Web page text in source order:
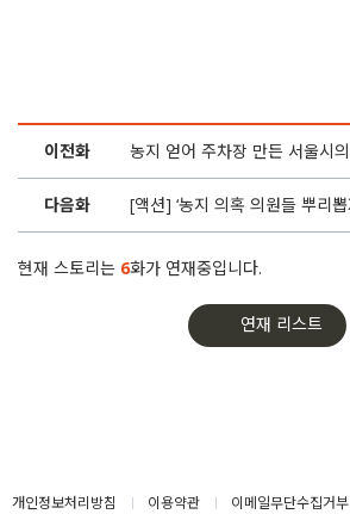
이전화
다음화
현재 스토리는 6화가 연재중입니다.
연재 리스트
개인정보처리방침 이용약관 이메일무단수집거부